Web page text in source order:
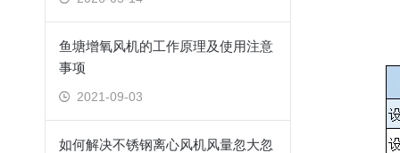
鱼塘增氧风机的工作原理及使用注意
事项
2021-09-03
如何解决不锈钢离心风机风量忽大忽